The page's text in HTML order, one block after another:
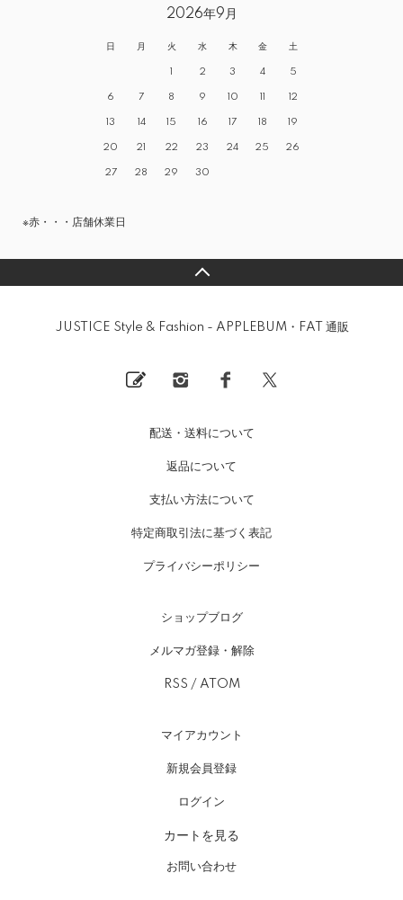
2026年9月
日 月 火 水 木 金 土
1 2 3 4 5
6 7 8 9 10 11 12
13 14 15 16 17 18 19
20 21 22 23 24 25 26
27 28 29 30
※赤・・・店舗休業日
JUSTICE Style & Fashion - APPLEBUM・FAT 通販
配送・送料について
返品について
支払い方法について
特定商取引法に基づく表記
プライバシーポリシー
ショップブログ
メルマガ登録・解除
RSS / ATOM
マイアカウント
新規会員登録
ログイン
カートを見る
お問い合わせ